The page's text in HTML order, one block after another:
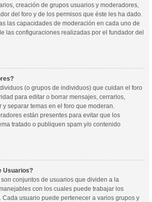
creación de grupos usuarios y moderadores,
del foro y de los permisos que éste les ha dado.
las capacidades de moderación en cada uno de
las configuraciones realizadas por el fundador del
(o grupos de individuos) que cuidan el foro
para editar o borrar mensajes, cerrarlos,
y separar temas en el foro que moderan.
están presentes para evitar que los
tratado o publiquen spam y/o contenido
Usuarios?
conjuntos de usuarios que dividen a la
con los cuales puede trabajar los
Cada usuario puede pertenecer a varios grupos y